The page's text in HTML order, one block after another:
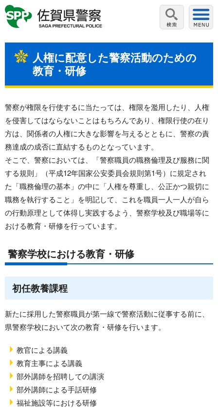
人権に配意した警察活動のための
教育・研修
警察が権限を行使するに当たっては、権限を濫用したり、人権
を侵害してはならないことはもちろんであり、権限行使の在り
方は、関係者の人権に大きな影響を与えるとともに、警察の責
務達成の成否に直結するものとなっています。
そこで、警察においては、「警察職員の職務倫理及び服務に関
する規則」（平成12年国家公安委員会規則第1号）に規定され
た「職務倫理の基本」の中に「人権を尊重し、公正かつ親切に
職務を執行すること」を明記して、これを職員一人一人が自ら
の行動原理として体得し実践するよう、警察学校及び職場等に
おける教育・研修を行っています。
警察学校における教育・研修
初任教養課程
新たに採用した警察職員が第一線で警察活動に従事する前に、
県警察学校において次の教育・研修を行います。
教官による講義
教育主事による講義
部外講師を招聘しての講演
部外講師による手話研修
福祉施設等における研修